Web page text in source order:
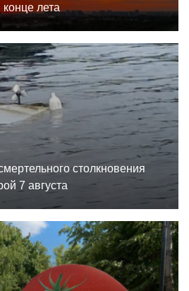
лета
столкновения
7 августа